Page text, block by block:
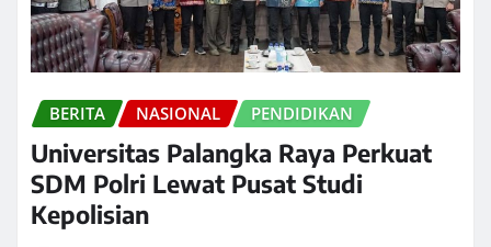
BERITA NASIONAL PENDIDIKAN
Universitas Palangka Raya Perkuat
SDM Polri Lewat Pusat Studi
Kepolisian